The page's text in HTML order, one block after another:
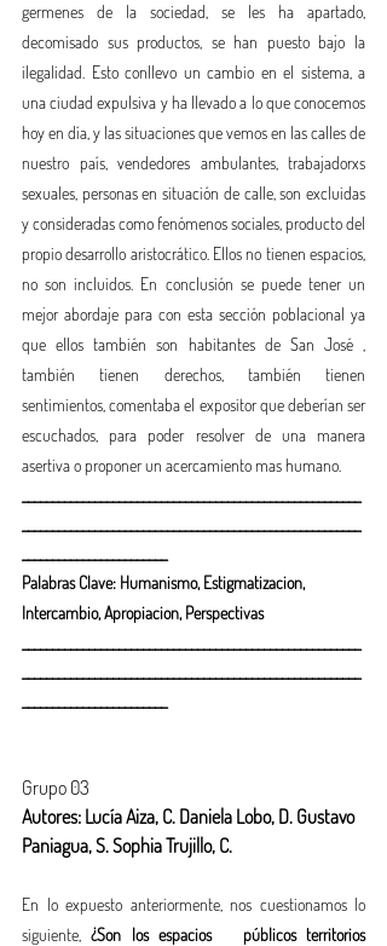
germenes de la sociedad, se les ha apartado,
decomisado sus productos, se han puesto bajo la
ilegalidad. Esto conllevo un cambio en el sistema, a
una ciudad expulsiva y ha llevado a lo que conocemos
hoy en día, y las situaciones que vemos en las calles de
nuestro país, vendedores ambulantes, trabajadorxs
sexuales, personas en situación de calle, son excluidas
y consideradas como fenómenos sociales, producto del
propio desarrollo aristocrático. Ellos no tienen espacios,
no son incluidos. En conclusión se puede tener un
mejor abordaje para con esta sección poblacional ya
que ellos también son habitantes de San José ,
también tienen derechos, también tienen
sentimientos, comentaba el expositor que deberían ser
escuchados, para poder resolver de una manera
asertiva o proponer un acercamiento mas humano.
________________________________________________________
________________________________________________________
________________________
Palabras Clave: Humanismo, Estigmatizacion,
Intercambio, Apropiacion, Perspectivas
________________________________________________________
________________________________________________________
________________________
Grupo 03
Autores: Lucía Aiza, C. Daniela Lobo, D. Gustavo
Paniagua, S. Sophia Trujillo, C.
En lo expuesto anteriormente, nos cuestionamos lo
siguiente, ¿Son los espacios   públicos territorios